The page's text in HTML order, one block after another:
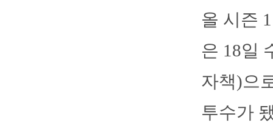
올 시즌
은 18일
자책)으
투수가